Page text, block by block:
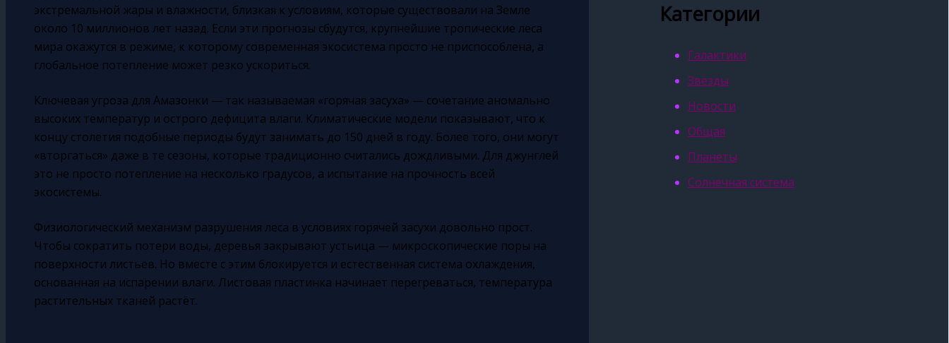
экстремальной жары и влажности, близкая к условиям, которые существовали на Земле
около 10 миллионов лет назад. Если эти прогнозы сбудутся, крупнейшие тропические леса
мира окажутся в режиме, к которому современная экосистема просто не приспособлена, а
глобальное потепление может резко ускориться.
Ключевая угроза для Амазонки — так называемая «горячая засуха» — сочетание аномально
высоких температур и острого дефицита влаги. Климатические модели показывают, что к
концу столетия подобные периоды будут занимать до 150 дней в году. Более того, они могут
«вторгаться» даже в те сезоны, которые традиционно считались дождливыми. Для джунглей
это не просто потепление на несколько градусов, а испытание на прочность всей
экосистемы.
Физиологический механизм разрушения леса в условиях горячей засухи довольно прост.
Чтобы сократить потери воды, деревья закрывают устьица — микроскопические поры на
поверхности листьев. Но вместе с этим блокируется и естественная система охлаждения,
основанная на испарении влаги. Листовая пластинка начинает перегреваться, температура
растительных тканей растёт.
Категории
Галактики
Звёзды
Новости
Общая
Планеты
Солнечная система